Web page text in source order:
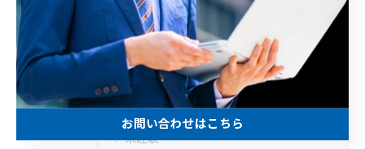
カテゴリー Categories
全てのカテゴリー
正社員
訪問
未経験
お問い合わせはこちら